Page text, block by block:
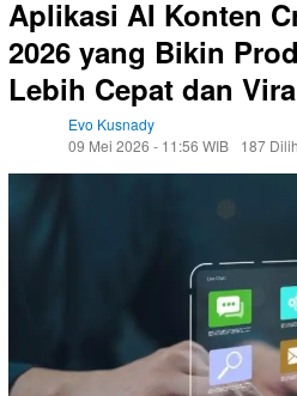
Aplikasi AI Konten
2026 yang Bikin
Lebih Cepat dan
Evo Kusnady
09 Mei 2026 - 11:56 WIB
187